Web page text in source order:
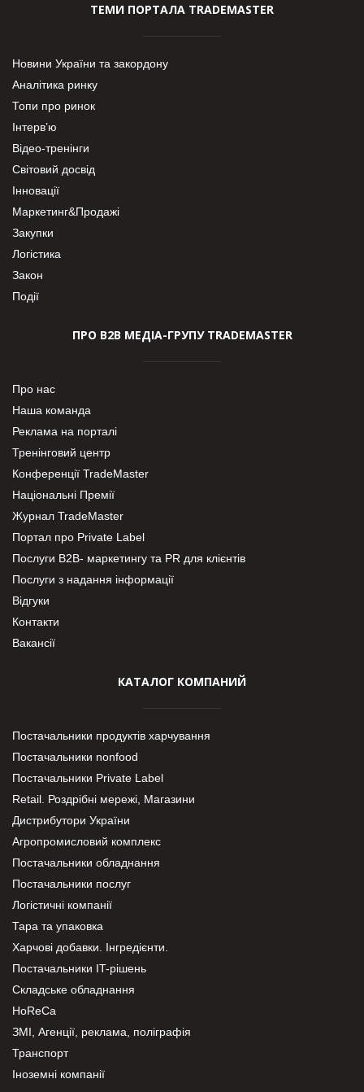
ТЕМИ ПОРТАЛА TRADEMASTER
Новини України та закордону
Аналітика ринку
Топи про ринок
Інтерв’ю
Відео-тренінги
Світовий досвід
Інновації
Маркетинг&Продажі
Закупки
Логістика
Закон
Події
ПРО В2В МЕДІА-ГРУПУ TRADEMASTER
Про нас
Наша команда
Реклама на порталі
Тренінговий центр
Конференції TradeMaster
Національні Премії
Журнал TradeMaster
Портал про Private Label
Послуги В2В- маркетингу та PR для клієнтів
Послуги з надання інформації
Відгуки
Контакти
Вакансії
КАТАЛОГ КОМПАНИЙ
Постачальники продуктів харчування
Постачальники nonfood
Постачальники Private Label
Retail. Роздрібні мережі, Магазини
Дистрибутори України
Агропромисловий комплекс
Постачальники обладнання
Постачальники послуг
Логістичні компанії
Тара та упаковка
Харчові добавки. Інгредієнти.
Постачальники IT-рішень
Складське обладнання
HoReCa
ЗМІ, Агенції, реклама, поліграфія
Транспорт
Іноземні компанії